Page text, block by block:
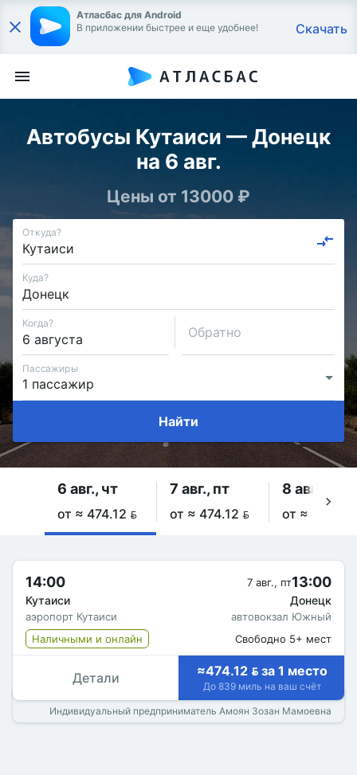
Атласбас для Android
В приложении быстрее и еще удобнее!
Скачать
Автобусы Кутаиси — Донецк
на 6 авг.
Цены от 13000 ₽
Откуда?
Куда?
Когда?
Обратно
Пассажиры
Найти
6 авг., чт
от ≈ 474.12 
7 авг., пт
от ≈ 474.12 
8 авг., сб
от ≈ 474.12
14:00
Кутаиси
аэропорт Кутаиси
13:00
7 авг., пт
Донецк
автовокзал Южный
Наличными и онлайн
Свободно 5+ мест
Детали ≈474.12  за 1 место
До 839 миль на ваш счёт
Индивидуальный предприниматель Амоян Зозан Мамоевна